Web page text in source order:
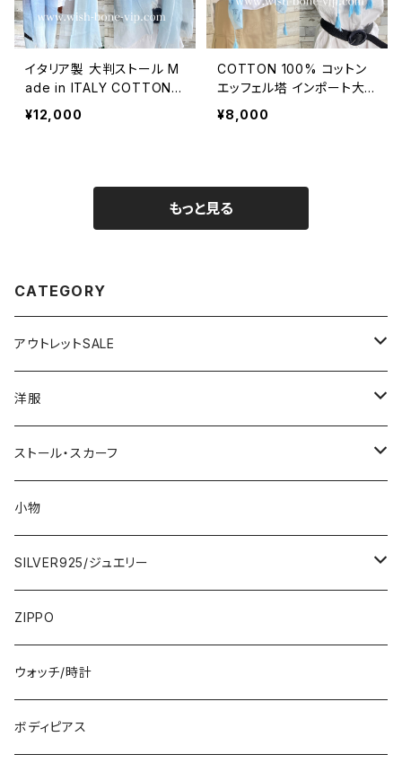
イタリア製 大判ストール M
ade in ITALY COTTON 1
00% コットン｜ロングスト
ール・心地よい肌触りのスカ
¥12,000
COTTON 100% コットン
エッフェル塔 インポート大
判ストール ・心地よい肌触
りのスカーフ/ブルー＆ネイ
¥8,000
もっと見る
CATEGORY
アウトレットSALE
1000円
2000円
3000円
5000円
7000円
洋服
インポートワンピース
ロング・マキシ
ひざ・ミディ
トップス・カーディガン・アウター
カーディガン
イタリア製ジャケット
スカート・パンツ
ストール・スカーフ
大判ストール・ロングスカーフ
小さめスカーフ
コットンストール・スカーフ
冬物・マフラー
小物
SILVER925/ジュエリー
指輪・リング
ネックレス・ペンダントトップ
ピアス・イヤリング
ZIPPO
ウォッチ/時計
ボディピアス